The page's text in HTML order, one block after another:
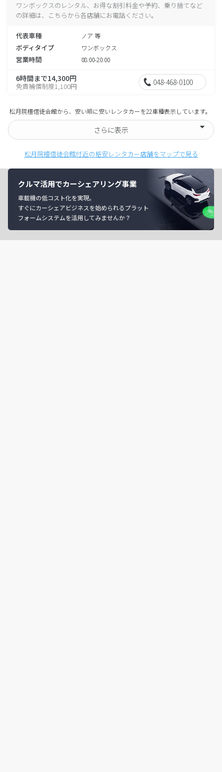
ワンボックスのレンタル、お得な割引料金や予約、乗り捨てなど
の詳細は、こちらから各店舗にお電話ください。
代表車種 ノア 等
ボディタイプ ワンボックス
営業時間 08:00-20:00
6時間まで14,300円
免責補償制度1,100円 048-468-0100
松月院檀信徒会館から、安い順に安いレンタカーを22車種表示しています。
さらに表示
松月院檀信徒会館付近の格安レンタカー店舗をマップで見る
クルマ活用でカーシェアリング事業
車載機の低コスト化を実現。
すぐにカーシェアビジネスを始められるプラット
フォームシステムを活用してみませんか？